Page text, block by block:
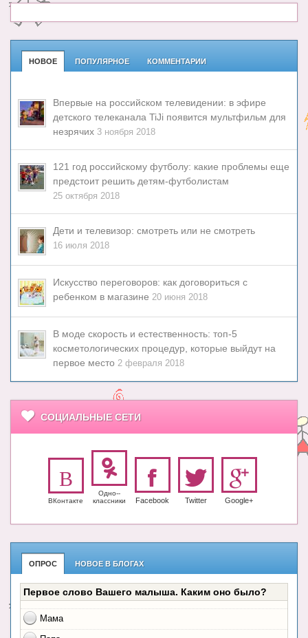
НОВОЕ ПОПУЛЯРНОЕ КОММЕНТАРИИ
Впервые на российском телевидении: в эфире
детского телеканала TiJi появится мультфильм для
незрячих 3 ноября 2018
121 год российскому футболу: какие проблемы еще
предстоит решить детям-футболистам
25 октября 2018
Дети и телевизор: смотреть или не смотреть
16 июля 2018
Искусство переговоров: как договориться с
ребенком в магазине 20 июня 2018
В моде скорость и естественность: топ-5
косметологических процедур, которые выйдут на
первое место 2 февраля 2018
СОЦИАЛЬНЫЕ СЕТИ
ВКонтакте
Одно-­
класс­ники
Facebook Twitter Google+
ОПРОС НОВОЕ В БЛОГАХ